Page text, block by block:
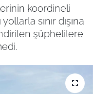
koordineli
sınır dışına
şüphelilere